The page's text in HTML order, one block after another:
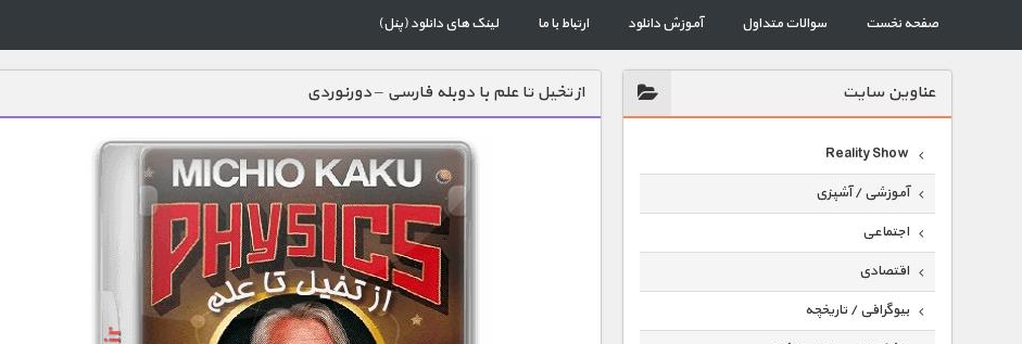
صفحه نخست سوالات متداول آموزش دانلود ارتباط با ما لینک های دانلود (پنل)
عناوين سايت
Reality Show
آموزشی / آشپزی
اجتماعی
اقتصادی
بیوگرافی / تاریخچه
از تخیل تا علم با دوبله فارسی – دورنوردی